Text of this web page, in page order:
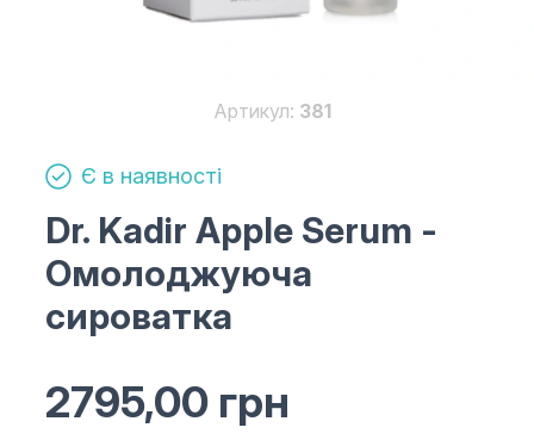
Артикул: 381
Є в наявності
Dr. Kadir Apple Serum -
Омолоджуюча
сироватка
2795,00 грн